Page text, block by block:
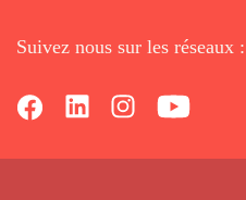
Suivez nous sur les réseaux :